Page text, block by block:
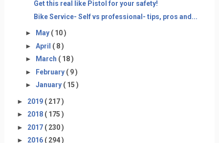
Get this real like Pistol for your safety!
Bike Service- Self vs professional- tips, pros and...
► May ( 10 )
► April ( 8 )
►
March ( 18 )
► February ( 9 )
► January ( 15 )
► 2019 ( 217 )
► 2018 ( 175 )
► 2017 ( 230 )
► 2016 ( 294 )